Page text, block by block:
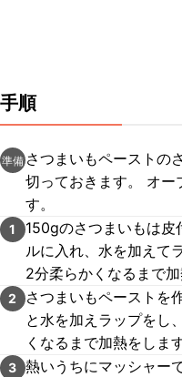
手順
準備 さつまいもペーストの
切っておきます。 オ
す。
1
150gのさつまいもは皮
ルに入れ、水を加えて
2分柔らかくなるまで
2
さつまいもペーストを
と水を加えラップをし
くなるまで加熱をします
3 熱いうちにマッシャー